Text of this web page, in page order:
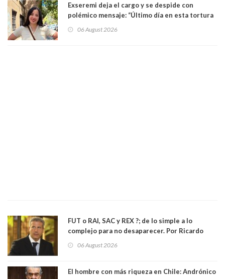
Exseremi deja el cargo y se despide con
polémico mensaje: “Último día en esta tortura
06 August 2026
FUT o RAI, SAC y REX ?; de lo simple a lo
complejo para no desaparecer. Por Ricardo
06 August 2026
El hombre con más riqueza en Chile: Andrónico